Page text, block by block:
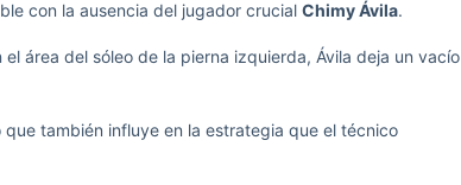
con la ausencia del jugador crucial Chimy Ávila.
área del sóleo de la pierna izquierda, Ávila deja un vacío
también influye en la estrategia que el técnico